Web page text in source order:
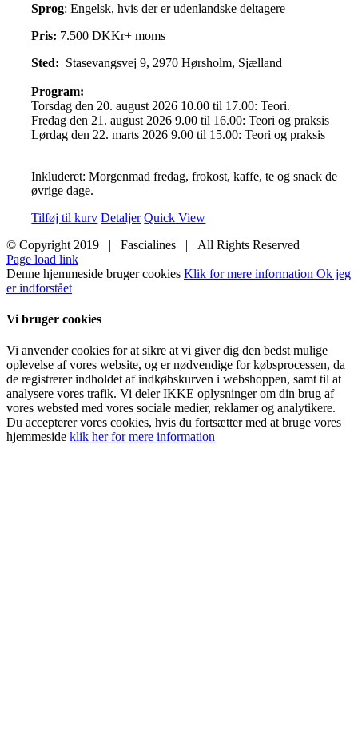
Sprog: Engelsk, hvis der er udenlandske deltagere
Pris: 7.500 DKKr+ moms
Sted: Stasevangsvej 9, 2970 Hørsholm, Sjælland
Program:
Torsdag den 20. august 2026 10.00 til 17.00: Teori.
Fredag den 21. august 2026 9.00 til 16.00: Teori og praksis
Lørdag den 22. marts 2026 9.00 til 15.00: Teori og praksis
Inkluderet: Morgenmad fredag, frokost, kaffe, te og snack de
øvrige dage.
Tilføj til kurv Detaljer Quick View
© Copyright 2019 | Fascialines | All Rights Reserved
Page load link
Denne hjemmeside bruger cookies Klik for mere information Ok jeg
er indforstået
Vi bruger cookies
Vi anvender cookies for at sikre at vi giver dig den bedst mulige
oplevelse af vores website, og er nødvendige for købsprocessen, da
de registrerer indholdet af indkøbskurven i webshoppen, samt til at
analysere vores trafik. Vi deler IKKE oplysninger om din brug af
vores websted med vores sociale medier, reklamer og analytikere.
Du accepterer vores cookies, hvis du fortsætter med at bruge vores
hjemmeside klik her for mere information